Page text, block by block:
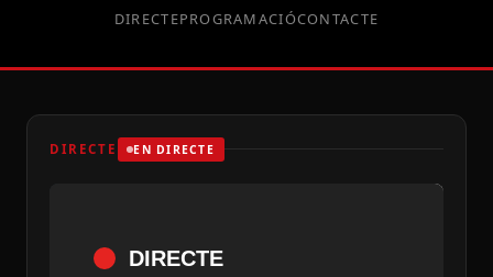
DIRECTEPROGRAMACIÓCONTACTE
DIRECTE EN DIRECTE
DIRECTE